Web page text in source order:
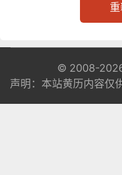
© 2008-
声明：本站黄历内容仅